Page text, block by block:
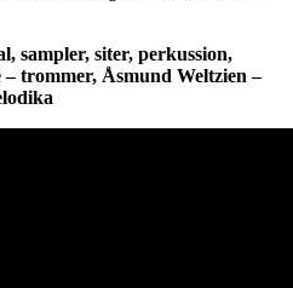
sampler, siter, perkussion,
trommer, Åsmund Weltzien –